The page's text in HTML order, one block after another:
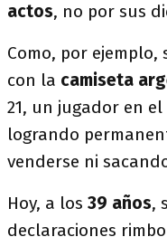
actos, no por sus
Como, por ejemplo,
con la camiseta
21, un jugador en
logrando
venderse ni
Hoy, a los 39 años,
declaraciones